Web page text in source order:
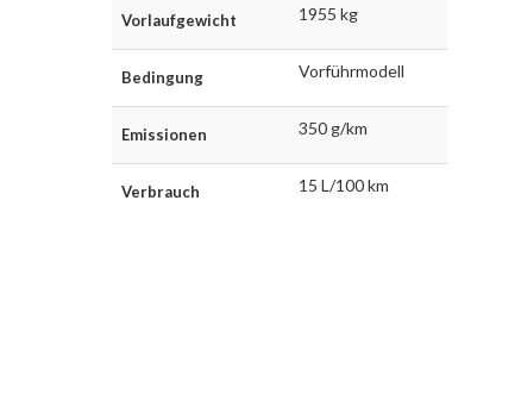
Vorlaufgewicht 1955 kg
Bedingung Vorführmodell
Emissionen 350 g/km
Verbrauch 15 L/100 km